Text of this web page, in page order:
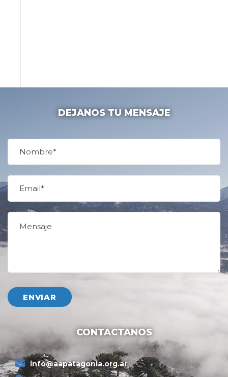
DEJANOS TU MENSAJE
CONTACTANOS
info@aapatagonia.org.ar